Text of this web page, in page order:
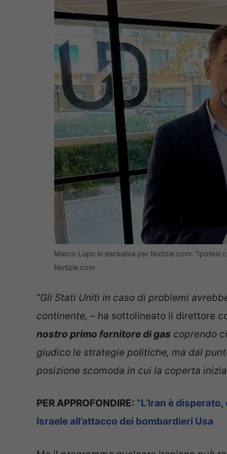
Marco Lupo in esclusiva per Notizie.com: “Ipotesi
Notizie.com
“Gli Stati Uniti in caso di problemi
continente, – ha sottolineato il direttore
nostro primo fornitore di gas coprendo
giudico le strategie politiche, ma dal
posizione scomoda in cui la coperta
PER APPROFONDIRE: “L’Iran è
Israele all’attacco dei bombardieri Usa